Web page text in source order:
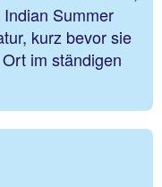
Summer
kurz bevor sie
im ständigen